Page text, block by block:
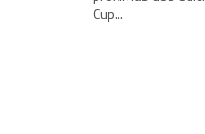
Cup...